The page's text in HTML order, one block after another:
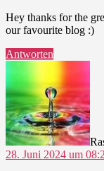
Hey thanks for the
our favourite blog :)
Antworten
28. Juni 2024 um